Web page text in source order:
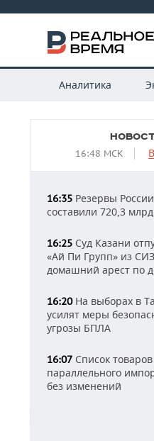
Аналитика
16:48 МСК
16:35 Резервы
составили 720,3
16:25 Суд Казани
«Ай Пи Групп» из
домашний арест по
16:20На выборах в
усилят меры
угрозы БПЛА
16:07 Список
параллельного
без изменений